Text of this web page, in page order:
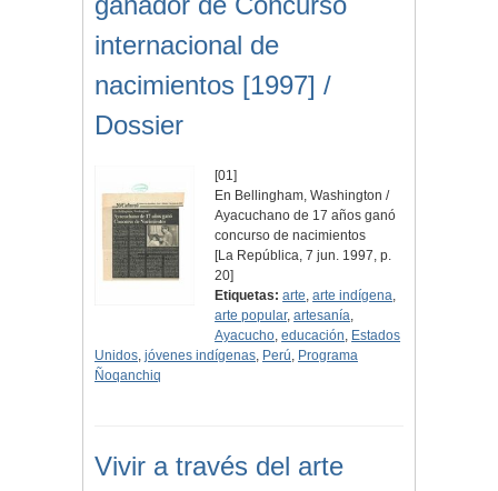
internacional de
nacimientos [1997] /
Dossier
[01]
En Bellingham, Washington /
Ayacuchano de 17 años ganó
concurso de nacimientos
[La República, 7 jun. 1997, p.
20]
Etiquetas: arte,arte indígena,
arte popular,artesanía,
Ayacucho,educación, Estados
Unidos, jóvenes indígenas, Perú, Programa
Ñoqanchiq
Vivir a través del arte